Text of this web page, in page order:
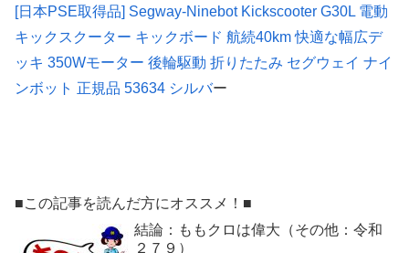
[日本PSE取得品] Segway-Ninebot Kickscooter G30L 電動
キックスクーター キックボード 航続40km 快適な幅広デ
ッキ 350Wモーター 後輪駆動 折りたたみ セグウェイ ナイ
ンボット 正規品 53634 シルバー
■この記事を読んだ方にオススメ！■
結論：ももクロは偉大（その他：令和
２７９）